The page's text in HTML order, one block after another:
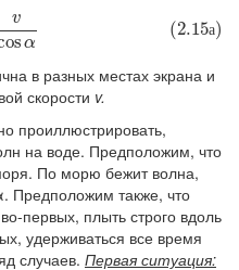
v
α
(2.15а)
=vcos
в разных местах экрана и
скорости v.
проиллюстрировать,
на воде. Предположим, что
По морю бежит волна,
Предположим также, что
первых, плыть строго вдоль
удерживаться все время
случаев. Первая ситуация: